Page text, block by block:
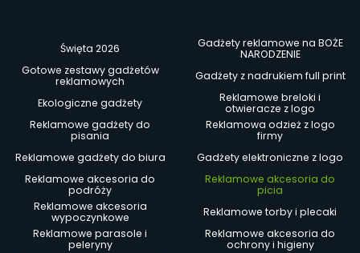
Święta 2026
Gadżety reklamowe na BOŻE
NARODZENIE
Gotowe zestawy gadżetów
reklamowych
Gadżety z nadrukiem full print
Ekologiczne gadżety
Reklamowe breloki i
otwieracze z logo
Reklamowe gadżety do
pisania
Reklamowa odzież z logo
firmy
Reklamowe gadżety do biura
Gadżety elektroniczne z logo
Reklamowe akcesoria do
podróży
Reklamowe akcesoria do
picia
Reklamowe akcesoria
wypoczynkowe
Reklamowe torby i plecaki
Reklamowe parasole i
peleryny
Reklamowe akcesoria do
ochrony i higieny